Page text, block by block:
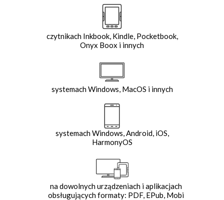
czytnikach Inkbook, Kindle, Pocketbook,
Onyx Boox i innych
systemach Windows, MacOS i innych
systemach Windows, Android, iOS,
HarmonyOS
na dowolnych urządzeniach i aplikacjach
obsługujących formaty: PDF, EPub, Mobi